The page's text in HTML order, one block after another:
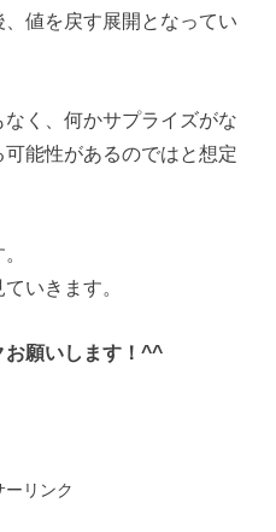
値を戻す展開となってい
く、何かサプライズがな
能性があるのではと想定
いきます。
お願いします！^^
ーリンク